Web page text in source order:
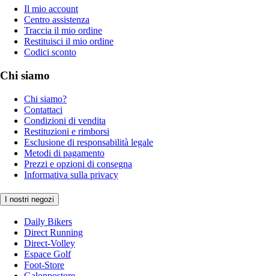
Il mio account
Centro assistenza
Traccia il mio ordine
Restituisci il mio ordine
Codici sconto
Chi siamo
Chi siamo?
Contattaci
Condizioni di vendita
Restituzioni e rimborsi
Esclusione di responsabilità legale
Metodi di pagamento
Prezzi e opzioni di consegna
Informativa sulla privacy
I nostri negozi
Daily Bikers
Direct Running
Direct-Volley
Espace Golf
Foot-Store